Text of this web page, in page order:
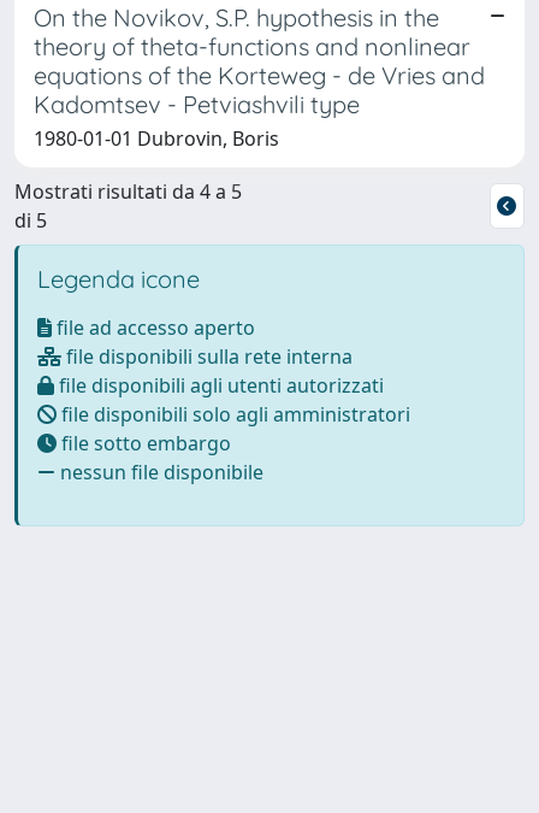
On the Novikov, S.P. hypothesis in the
theory of theta-functions and nonlinear
equations of the Korteweg - de Vries and
Kadomtsev - Petviashvili type
1980-01-01 Dubrovin, Boris
Mostrati risultati da 4 a 5
di 5
Legenda icone
file ad accesso aperto
file disponibili sulla rete interna
file disponibili agli utenti autorizzati
file disponibili solo agli amministratori
file sotto embargo
nessun file disponibile